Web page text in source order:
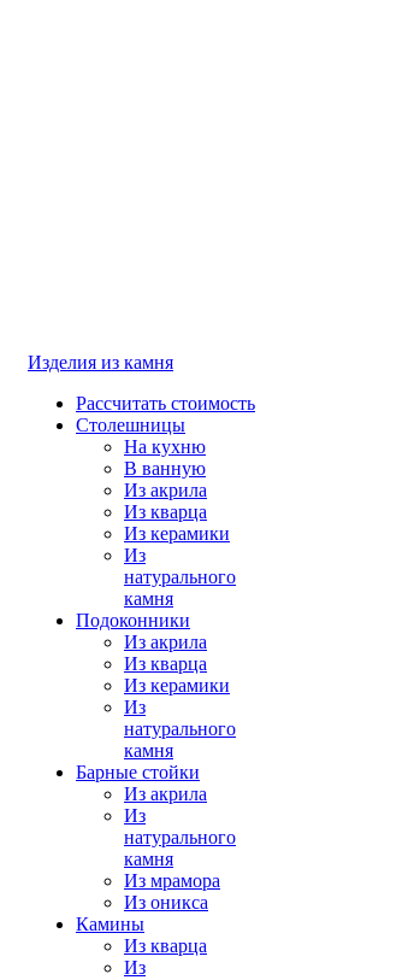
Изделия из камня
Рассчитать стоимость
Столешницы
На кухню
В ванную
Из акрила
Из кварца
Из керамики
Из
натурального
камня
Подоконники
Из акрила
Из кварца
Из керамики
Из
натурального
камня
Барные стойки
Из акрила
Из
натурального
камня
Из мрамора
Из оникса
Камины
Из кварца
Из